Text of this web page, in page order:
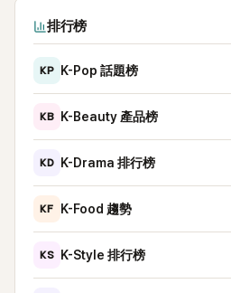
排行榜
KP K-Pop 話題榜
KB K-Beauty 產品榜
KD K-Drama 排行榜
KF K-Food 趨勢
KS K-Style 排行榜